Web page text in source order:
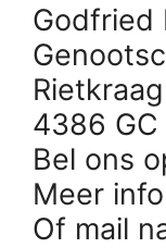
Godfried
4386 GC
Bel ons
Meer
Of mail